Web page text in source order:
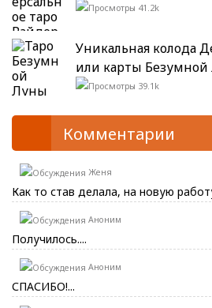
41.2k
Уникальная колода
или карты
39.1k
Комментарии
Женя
Как то став делала, на новую
Аноним
Получилось....
Аноним
СПАСИБО!...